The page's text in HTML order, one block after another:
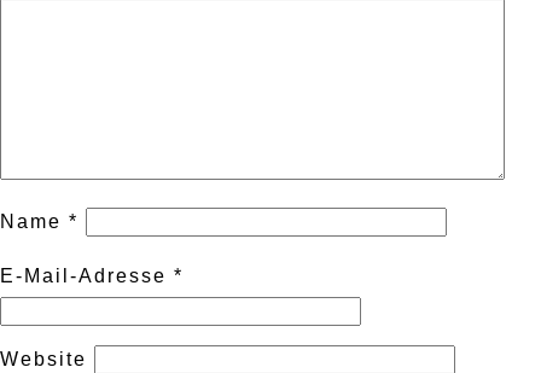
Name *
E-Mail-Adresse *
Website